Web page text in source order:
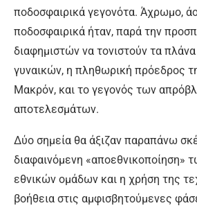
ποδοσφαιρικά γεγονότα. Άχρωμο,
ποδοσφαιρικά ήταν, παρά την
διαφημιστών να τονιστούν τα
γυναικών, η πληθωρική πρόεδρος
Μακρόν, και το γεγονός των
αποτελεσμάτων.
Δύο σημεία θα άξιζαν παραπάνω
διαφαινόμενη «αποεθνικοποίηση»
εθνικών ομάδων και η χρήση της
βοήθεια στις αμφισβητούμενες